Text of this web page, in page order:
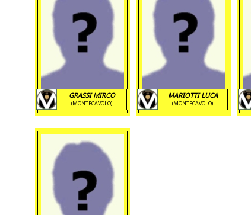
GRASSI MIRCO
(MONTECAVOLO)
MARIOTTI LUCA
(MONTECAVOLO)